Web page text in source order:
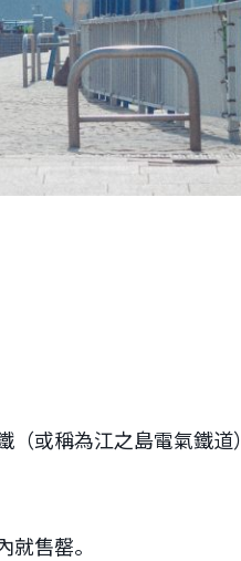
或稱為江之島電氣鐵道）
售罄。